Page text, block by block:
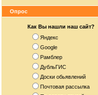
Опрос
Как Вы нашли наш сайт?
Яндекс
Google
Рамблер
ДубльГИС
Доски обьявлений
Почтовая рассылка